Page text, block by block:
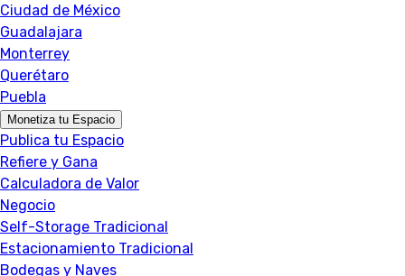
Ciudad de México
Guadalajara
Monterrey
Querétaro
Puebla
Monetiza tu Espacio
Publica tu Espacio
Refiere y Gana
Calculadora de Valor
Negocio
Self-Storage Tradicional
Estacionamiento Tradicional
Bodegas y Naves